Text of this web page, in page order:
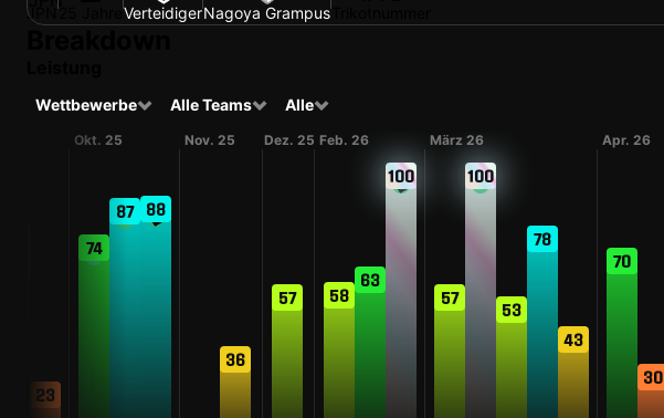
JPN VerteidigerNagoya Grampus
Wettbewerbe Alle Teams Alle
23
Okt. 25
74
87 88
Nov. 25
36
Dez. 25
57
Feb. 26
58
63
100
März 26
57
100
53
78
43
Apr. 26
70
30